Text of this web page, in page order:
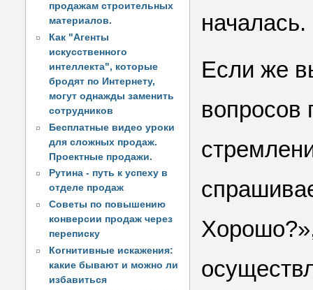
продажам строительных
материалов.
Как "Агенты
искусственного
интеллекта", которые
бродят по Интернету,
могут однажды заменить
сотрудников
Бесплатные видео уроки
для сложных продаж.
Проектные продажи.
Рутина - путь к успеху в
отделе продаж
Советы по повышению
конверсии продаж через
переписку
Когнитивные искажения:
какие бывают и можно ли
избавиться
началась.
Если же
вопросов